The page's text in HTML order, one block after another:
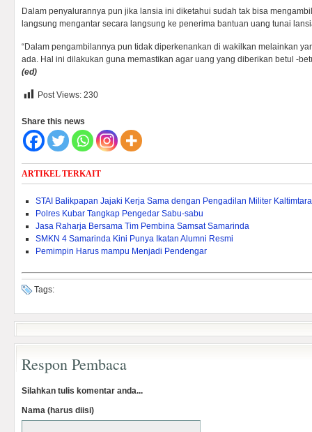
Dalam penyalurannya pun jika lansia ini diketahui sudah tak bisa
langsung mengantar secara langsung ke penerima bantuan uang tunai
“Dalam pengambilannya pun tidak diperkenankan di wakilkan melainkan
ada. Hal ini dilakukan guna memastikan agar uang yang diberikan betul -
(ed)
Post Views: 230
Share this news
ARTIKEL TERKAIT
STAI Balikpapan Jajaki Kerja Sama dengan Pengadilan Militer Kaltimtara
Polres Kubar Tangkap Pengedar Sabu-sabu
Jasa Raharja Bersama Tim Pembina Samsat Samarinda
SMKN 4 Samarinda Kini Punya Ikatan Alumni Resmi
Pemimpin Harus mampu Menjadi Pendengar
Tags:
Respon Pembaca
Silahkan tulis komentar anda...
Nama (harus diisi)